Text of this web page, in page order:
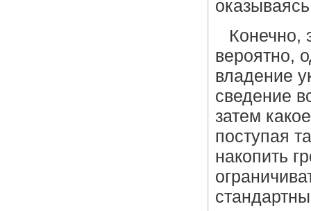
Конечно,
вероятно,
владение
сведение
затем
поступая
накопить